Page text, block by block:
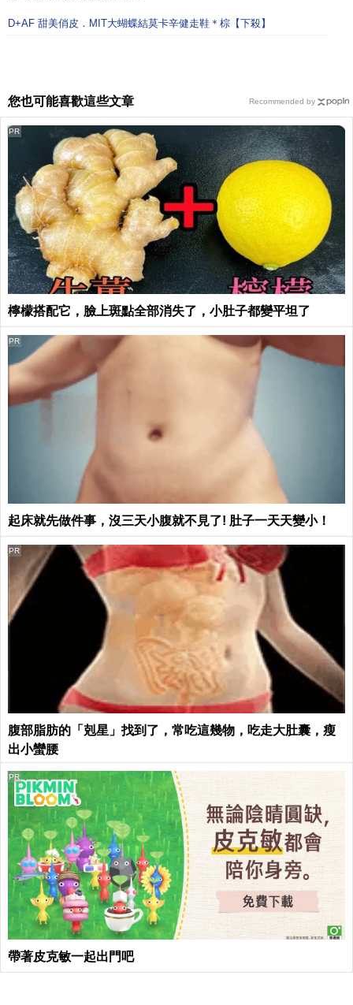
D+AF 甜美俏皮．MIT大蝴蝶結莫卡辛健走鞋＊棕【下殺】
您也可能喜歡這些文章
檸檬搭配它，臉上斑點全部消失了，小肚子都變平坦了
PR
起床就先做件事，沒三天小腹就不見了! 肚子一天天變小！
PR
腹部脂肪的「剋星」找到了，常吃這幾物，吃走大肚囊，瘦
出小蠻腰
PR
帶著皮克敏一起出門吧
PR
Recommended by